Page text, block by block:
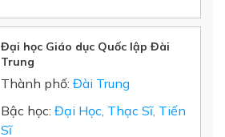
Đại học Giáo dục Quốc lập Đài
Trung
Thành phố: Đài Trung
Bậc học: Đại Học, Thạc Sĩ, Tiến
Sĩ